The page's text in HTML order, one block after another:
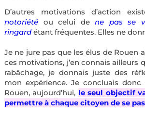
D’autres motivations d’action
notoriétéou celui dene pas se
ringardétant fréquentes. Elles ne
Je ne jure pas que les élus de Rouen
ces motivations, j’en connais ailleurs
rabâchage, je donnais juste des
mon expérience. Je concluais
Rouen, aujourd’hui, le seul objectif
permettre à chaque citoyen de se